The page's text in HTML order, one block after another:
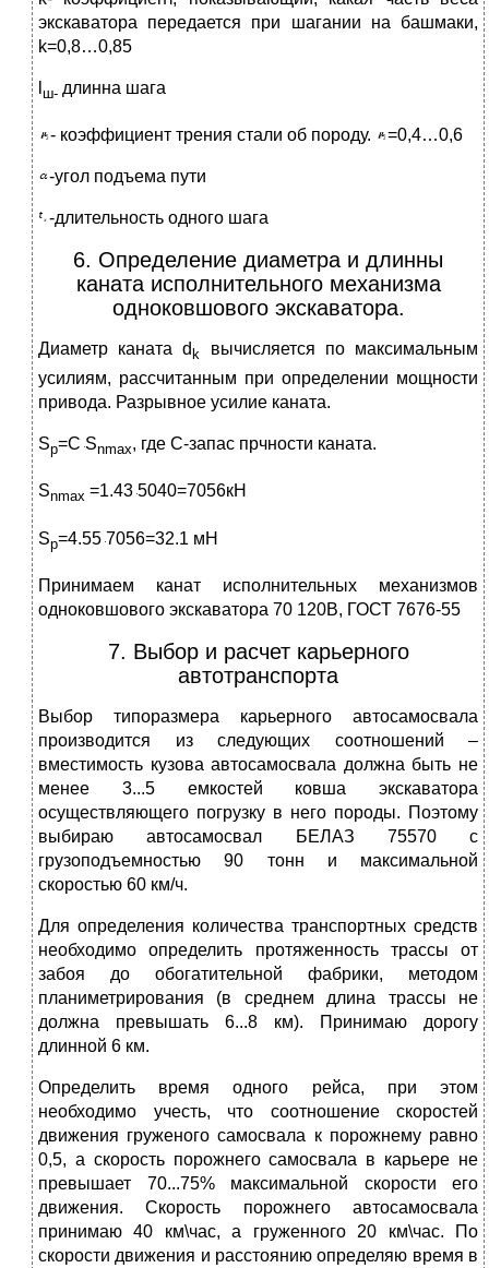
экскаватора передается при шагании на башмаки,
k=0,8…0,85
ш- длинна шага
- коэффициент трения стали об породу. =0,4…0,6
-угол подъема пути
-длительность одного шага
6. Определение диаметра и длинны
каната исполнительного механизма
одноковшового экскаватора.
Диаметр каната dk вычисляется по максимальным
усилиям, рассчитанным при определении мощности
привода. Разрывное усилие каната.
Sp=C Snmax, где С-запас прчности каната.
Snmax =1.43 5040=7056кН
Sp=4.55 7056=32.1 мН
Принимаем канат исполнительных механизмов
одноковшового экскаватора 70 120В, ГОСТ 7676-55
7. Выбор и расчет карьерного
автотранспорта
Выбор типоразмера карьерного автосамосвала
производится из следующих соотношений –
вместимость кузова автосамосвала должна быть не
менее 3...5 емкостей ковша экскаватора
осуществляющего погрузку в него породы. Поэтому
выбираю автосамосвал БЕЛАЗ 75570 с
грузоподъемностью 90 тонн и максимальной
скоростью 60 км/ч.
Для определения количества транспортных средств
необходимо определить протяженность трассы от
забоя до обогатительной фабрики, методом
планиметрирования (в среднем длина трассы не
должна превышать 6...8 км). Принимаю дорогу
длинной 6 км.
Определить время одного рейса, при этом
необходимо учесть, что соотношение скоростей
движения груженого самосвала к порожнему равно
0,5, а скорость порожнего самосвала в карьере не
превышает 70...75% максимальной скорости его
движения. Скорость порожнего автосамосвала
принимаю 40 км\час, а груженного 20 км\час. По
скорости движения и расстоянию определяю время в